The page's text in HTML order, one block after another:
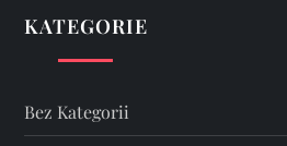
KATEGORIE
Bez Kategorii